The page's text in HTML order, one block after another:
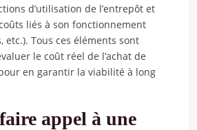
d’utilisation de l’entrepôt et
liés à son fonctionnement
etc.). Tous ces éléments sont
le coût réel de l’achat de
en garantir la viabilité à long
appel à une